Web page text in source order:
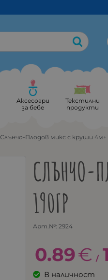
Аксесоари
за бебе
Текстилни
продукти
Слънчо-Плодов микс с круши 4м+
СЛЪНЧО-
190ГР
Арт.№: 2924
0.89€ /
В наличност